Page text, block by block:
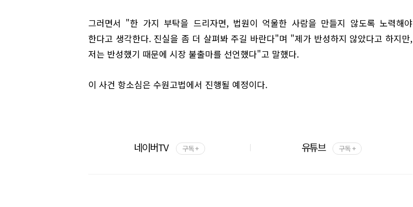
그러면서 "한 가지 부탁을 드리자면, 법원이 억울한 사람을 만들지 않도록 노력해야
한다고 생각한다. 진실을 좀 더 살펴봐 주길 바란다"며 "제가 반성하지 않았다고 하지만,
저는 반성했기 때문에 시장 불출마를 선언했다"고 말했다.
이 사건 항소심은 수원고법에서 진행될 예정이다.
네이버TV 구독 + 유튜브 구독 +